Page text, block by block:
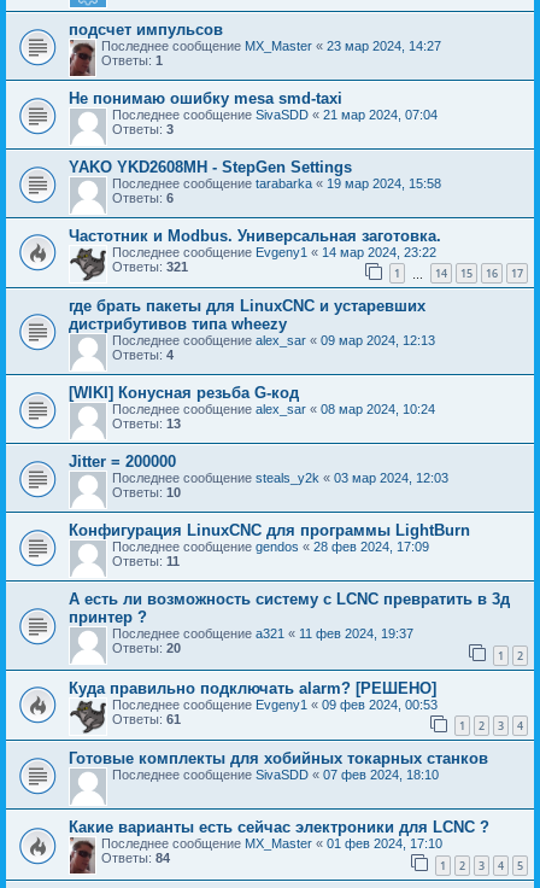
подсчет импульсов
Последнее сообщение MX_Master « 23 мар 2024, 14:27
Ответы: 1
Не понимаю ошибку mesa smd-taxi
Последнее сообщение SivaSDD « 21 мар 2024, 07:04
Ответы: 3
YAKO YKD2608MH - StepGen Settings
Последнее сообщение tarabarka « 19 мар 2024, 15:58
Ответы: 6
Частотник и Modbus. Универсальная заготовка.
Последнее сообщение Evgeny1 « 14 мар 2024, 23:22
Ответы: 321 1 14 15 16 17
где брать пакеты для LinuxCNC и устаревших
дистрибутивов типа wheezy
Последнее сообщение alex_sar « 09 мар 2024, 12:13
Ответы: 4
[WIKI] Конусная резьба G-код
Последнее сообщение alex_sar « 08 мар 2024, 10:24
Ответы: 13
Jitter = 200000
Последнее сообщение steals_y2k « 03 мар 2024, 12:03
Ответы: 10
Конфигурация LinuxCNC для программы LightBurn
Последнее сообщение gendos « 28 фев 2024, 17:09
Ответы: 11
А есть ли возможность систему с LCNC превратить в 3д
принтер ?
Последнее сообщение a321 « 11 фев 2024, 19:37
Ответы: 20 1 2
Куда правильно подключать alarm? [РЕШЕНО]
Последнее сообщение Evgeny1 « 09 фев 2024, 00:53
Ответы: 61 1 2 3 4
Готовые комплекты для хобийных токарных станков
Последнее сообщение SivaSDD « 07 фев 2024, 18:10
Какие варианты есть сейчас электроники для LCNC ?
Последнее сообщение MX_Master « 01 фев 2024, 17:10
Ответы: 84 1 2 3 4 5